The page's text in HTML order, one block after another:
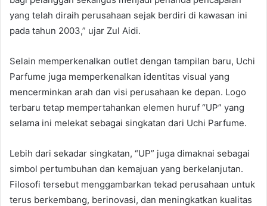
yang telah diraih perusahaan sejak berdiri di kawasan ini
pada tahun 2003,” ujar Zul Aidi.
Selain memperkenalkan outlet dengan tampilan baru, Uchi
Parfume juga memperkenalkan identitas visual yang
mencerminkan arah dan visi perusahaan ke depan. Logo
terbaru tetap mempertahankan elemen huruf “UP” yang
selama ini melekat sebagai singkatan dari Uchi Parfume.
Lebih dari sekadar singkatan, “UP” juga dimaknai sebagai
simbol pertumbuhan dan kemajuan yang berkelanjutan.
Filosofi tersebut menggambarkan tekad perusahaan untuk
terus berkembang, berinovasi, dan meningkatkan kualitas